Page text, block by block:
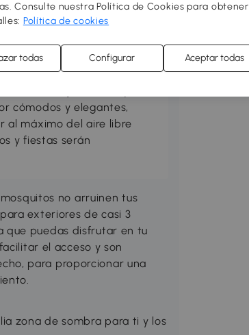
favorita. Prepara el
y acogedor. Puedes hacerlo
exterior, jardineras y
cómodos y elegantes,
al máximo del aire libre
y fiestas serán
no arruinen tus
exteriores de casi 3
que puedas disfrutar en tu
el acceso y son
para proporcionar una
zona de sombra para ti y los
Consulte nuestra Política de Cookies para obtener
Política de cookies
todas Configurar Aceptar todas